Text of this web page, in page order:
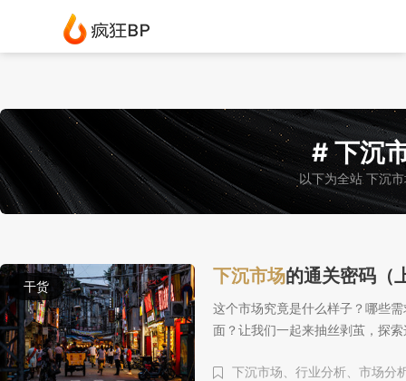
# 下沉
以下为全站 下沉
干货 下沉市场的通关密码（
这个市场究竟是什么样子？哪些
面？让我们一起来抽丝剥茧，探
下沉市场、 行业分析、 市场分